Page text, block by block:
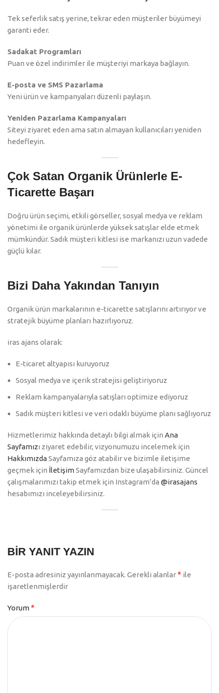
Tek seferlik satış yerine, tekrar eden müşteriler büyümeyi
garanti eder.
Sadakat Programları
Puan ve özel indirimler ile müşteriyi markaya bağlayın.
E-posta ve SMS Pazarlama
Yeni ürün ve kampanyaları düzenli paylaşın.
Yeniden Pazarlama Kampanyaları
Siteyi ziyaret eden ama satın almayan kullanıcıları yeniden
hedefleyin.
Çok Satan Organik Ürünlerle E-
Ticarette Başarı
Doğru ürün seçimi, etkili görseller, sosyal medya ve reklam
yönetimi ile organik ürünlerde yüksek satışlar elde etmek
mümkündür. Sadık müşteri kitlesi ise markanızı uzun vadede
güçlü kılar.
Bizi Daha Yakından Tanıyın
Organik ürün markalarının e-ticarette satışlarını artırıyor ve
stratejik büyüme planları hazırlıyoruz.
iras ajans olarak:
E-ticaret altyapısı kuruyoruz
Sosyal medya ve içerik stratejisi geliştiriyoruz
Reklam kampanyalarıyla satışları optimize ediyoruz
Sadık müşteri kitlesi ve veri odaklı büyüme planı sağlıyoruz
Hizmetlerimiz hakkında detaylı bilgi almak için Ana
Sayfamızı ziyaret edebilir, vizyonumuzu incelemek için
HakkımızdaSayfamıza göz atabilir ve bizimle iletişime
geçmek için İletişimSayfamızdan bize ulaşabilirsiniz. Güncel
çalışmalarımızı takip etmek için Instagram’da @irasajans
hesabımızı inceleyebilirsiniz.
BIR YANIT YAZIN
E-posta adresiniz yayınlanmayacak. Gerekli alanlar* ile
işaretlenmişlerdir
Yorum*